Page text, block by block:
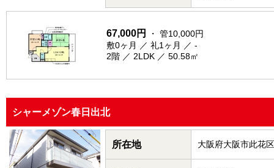
67,000円
・ 管10,000円
敷0ヶ月 ／ 礼1ヶ月 ／ -
2階 ／ 2LDK ／ 50.58㎡
シャーメゾン春日出北
所在地 大阪府大阪市此花